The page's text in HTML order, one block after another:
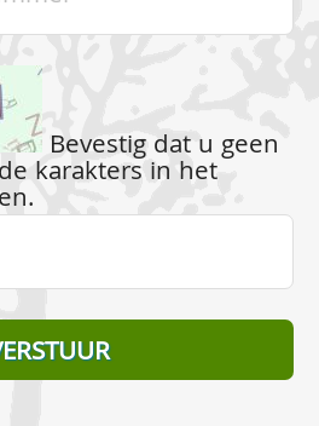
Bevestig dat u geen
karakters in het